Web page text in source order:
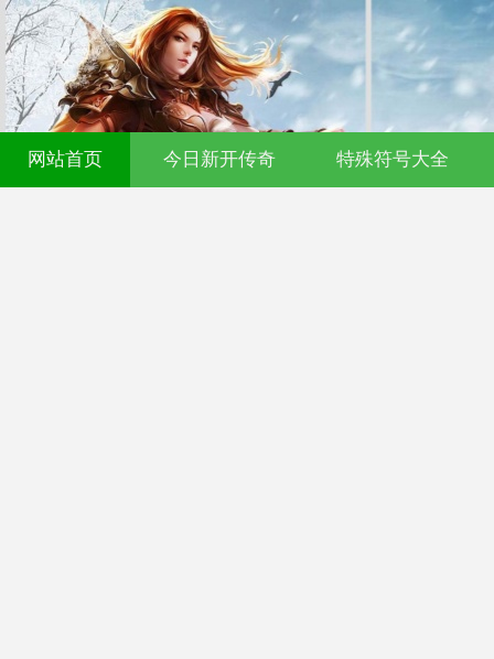
网站首页 今日新开传奇 特殊符号大全